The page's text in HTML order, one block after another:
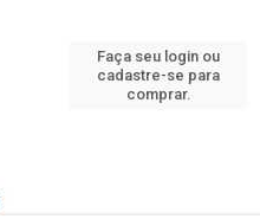
Faça seu login ou
cadastre-se para
comprar.